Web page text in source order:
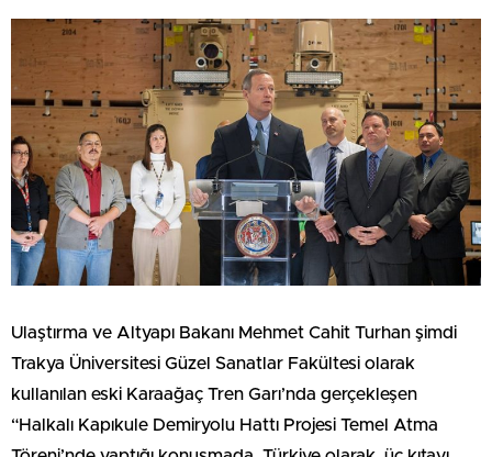
Ulaştırma ve Altyapı Bakanı Mehmet Cahit Turhan şimdi
Trakya Üniversitesi Güzel Sanatlar Fakültesi olarak
kullanılan eski Karaağaç Tren Garı’nda gerçekleşen
“Halkalı Kapıkule Demiryolu Hattı Projesi Temel Atma